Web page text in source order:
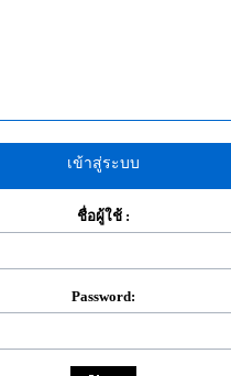
เข้าสู่ระบบ
ชื่อผู้ใช้ :
Password: